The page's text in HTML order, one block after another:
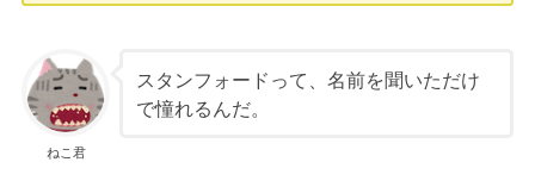
ねこ君
スタンフォードって、名前を聞いただけ
で憧れるんだ。